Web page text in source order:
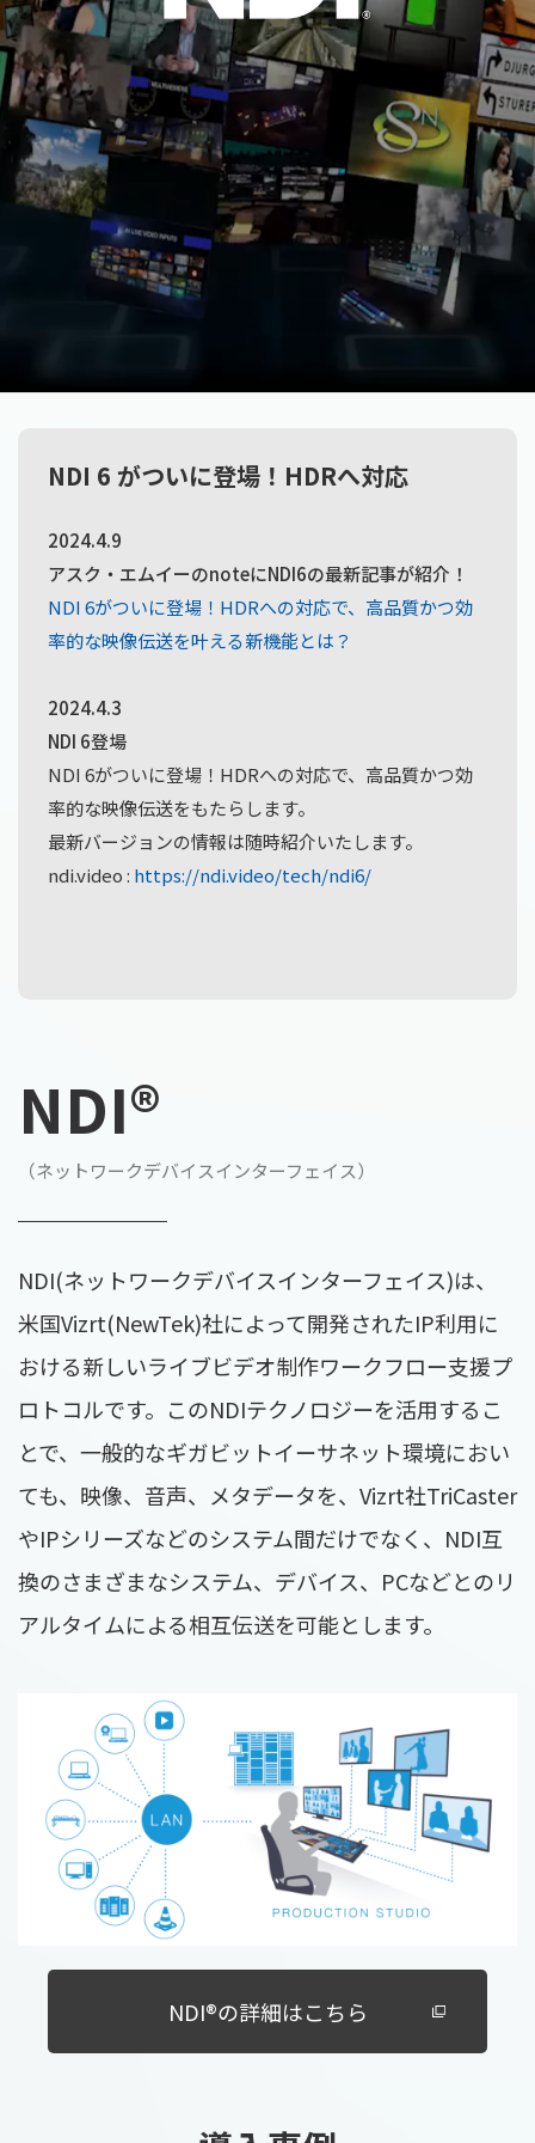
NDI 6 がついに登場！HDRへ対応
2024.4.9
アスク・エムイーのnoteにNDI6の最新記事が紹介！
NDI 6がついに登場！HDRへの対応で、高品質かつ効
率的な映像伝送を叶える新機能とは？
2024.4.3
NDI 6登場
NDI 6がついに登場！HDRへの対応で、高品質かつ効
率的な映像伝送をもたらします。
最新バージョンの情報は随時紹介いたします。
ndi.video : https://ndi.video/tech/ndi6/
NDI®
（ネットワークデバイスインターフェイス）
NDI(ネットワークデバイスインターフェイス)は、
米国Vizrt(NewTek)社によって開発されたIP利用に
おける新しいライブビデオ制作ワークフロー支援プ
ロトコルです。このNDIテクノロジーを活用するこ
とで、一般的なギガビットイーサネット環境におい
ても、映像、音声、メタデータを、Vizrt社TriCaster
やIPシリーズなどのシステム間だけでなく、NDI互
換のさまざまなシステム、デバイス、PCなどとのリ
アルタイムによる相互伝送を可能とします。
NDI®の詳細はこちら